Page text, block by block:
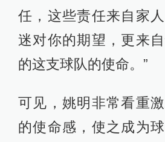
任，这些责任来自家
迷对你的期望，更来
的这支球队的使命。”
可见，姚明非常看重
的使命感，使之成为球